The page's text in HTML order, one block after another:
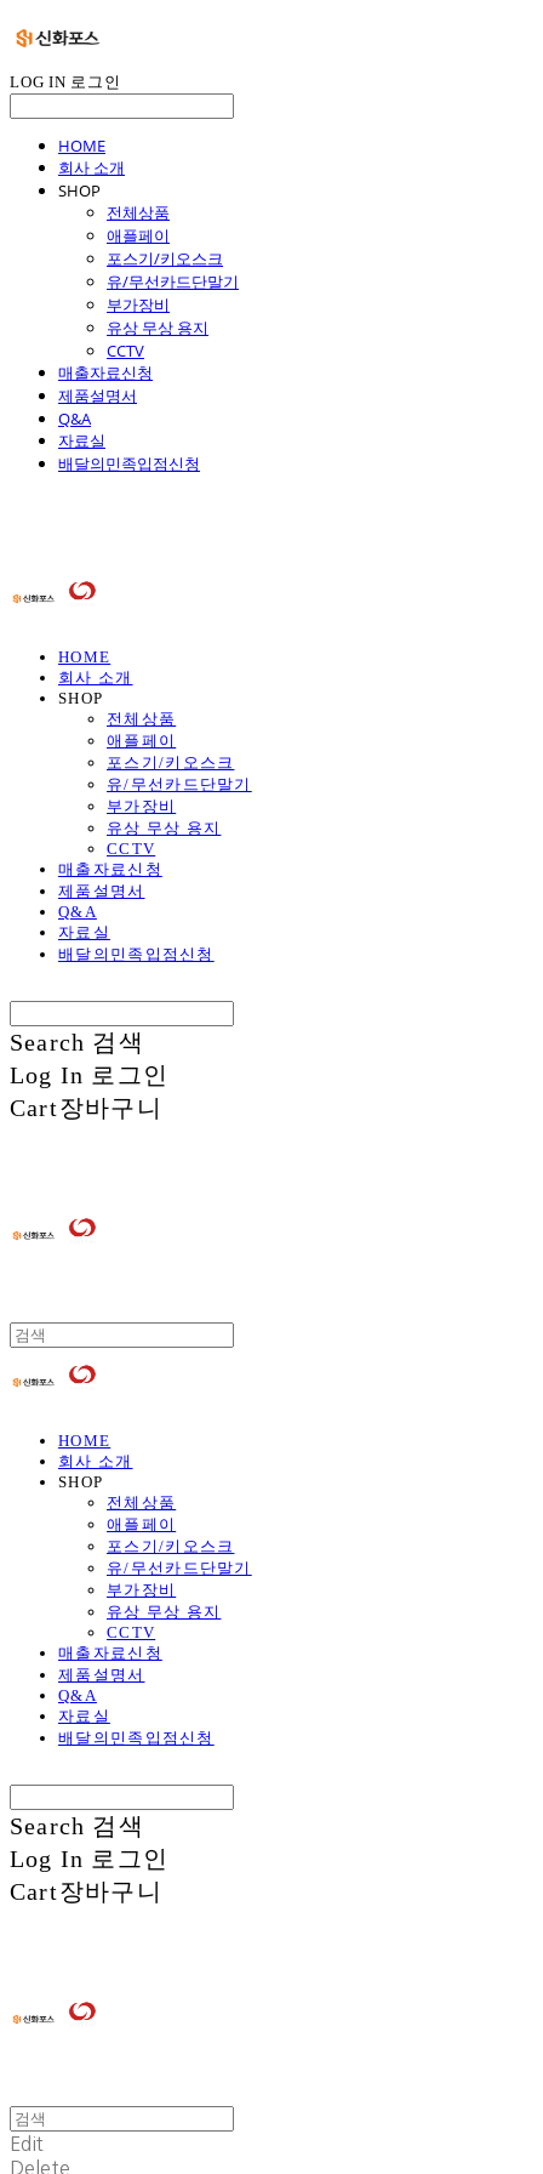
LOG IN 로그인
HOME
회사 소개
SHOP
전체상품
애플페이
포스기/키오스크
유/무선카드단말기
부가장비
유상 무상 용지
CCTV
매출자료신청
제품설명서
Q&A
자료실
배달의민족입점신청
HOME
회사 소개
SHOP
전체상품
애플페이
포스기/키오스크
유/무선카드단말기
부가장비
유상 무상 용지
CCTV
매출자료신청
제품설명서
Q&A
자료실
배달의민족입점신청
Search 검색
Log In 로그인
Cart장바구니
HOME
회사 소개
SHOP
전체상품
애플페이
포스기/키오스크
유/무선카드단말기
부가장비
유상 무상 용지
CCTV
매출자료신청
제품설명서
Q&A
자료실
배달의민족입점신청
Search 검색
Log In 로그인
Cart장바구니
Edit
Delete